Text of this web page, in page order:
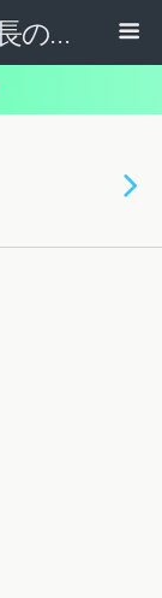
マニラと渋谷で働く社長のブログ